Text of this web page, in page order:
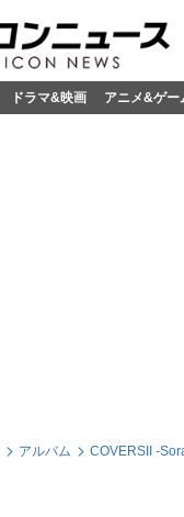
ドラマ&映画 アニメ&ゲー
アルバム COVERSII -